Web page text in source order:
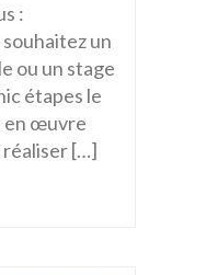
:
un
ou un stage
étapes le
en œuvre
[…]